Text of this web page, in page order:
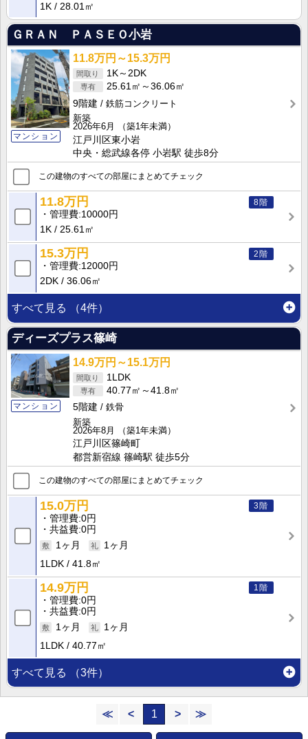
1K
28.01㎡
ＧＲＡＮ ＰＡＳＥＯ小岩
マンション
11.8万円～15.3万円
1K～2DK
25.61㎡～36.06㎡
9階建
鉄筋コンクリート
新築
2026年6月
（築1年未満）
江戸川区東小岩
中央・総武線各停 小岩駅 徒歩8分
この建物のすべての部屋にまとめてチェック
8階
11.8万円
管理費 10000円
1K
25.61㎡
2階
15.3万円
管理費 12000円
2DK
36.06㎡
すべて見る （4件）
ディーズプラス篠崎
マンション
14.9万円～15.1万円
1LDK
40.77㎡～41.8㎡
5階建
鉄骨
新築
2026年8月
（築1年未満）
江戸川区篠崎町
都営新宿線 篠崎駅 徒歩5分
この建物のすべての部屋にまとめてチェック
3階
15.0万円
管理費 0円
共益費 0円
1ヶ月
1ヶ月
1LDK
41.8㎡
1階
14.9万円
管理費 0円
共益費 0円
1ヶ月
1ヶ月
1LDK
40.77㎡
すべて見る （3件）
≪ < 1 > ≫